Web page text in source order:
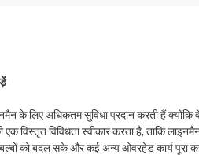
के लिए अधिकतम सुविधा प्रदान करती हैं
एक विस्तृत विविधता स्वीकार करता है, ताकि
को बदल सके और कई अन्य ओवरहेड कार्य पूरा